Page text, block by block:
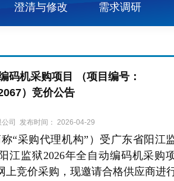
澄清与修改 需求调研
码机采购项目 （项目编号：
）竞价公告
司 发布时间： 2026-04-29
“采购代理机构”）受广东省阳江
江监狱2026年全自动编码机采购
上竞价采购，现邀请合格供应商进